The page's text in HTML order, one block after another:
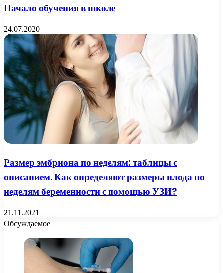
Начало обучения в школе
24.07.2020
Размер эмбриона по неделям: таблицы с
описанием. Как определяют размеры плода по
неделям беременности с помощью УЗИ?
21.11.2021
Обсуждаемое